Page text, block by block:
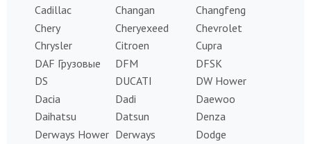
Cadillac
Changan
Changfeng
Chery
Cheryexeed
Chevrolet
Chrysler
Citroen
Cupra
DAF Грузовые
DFM
DFSK
DS
DUCATI
DW Hower
Dacia
Dadi
Daewoo
Daihatsu
Datsun
Denza
Derways Hower Derways
Dodge